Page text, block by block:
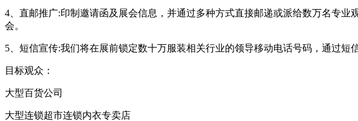
4、直邮推广:印制邀请函及展会信息，并通过多种方式直接邮递或派给数万名专
会。
5、短信宣传:我们将在展前锁定数十万服装相关行业的领导移动电话号码，通过
目标观众：
大型百货公司
大型连锁超市连锁内衣专卖店